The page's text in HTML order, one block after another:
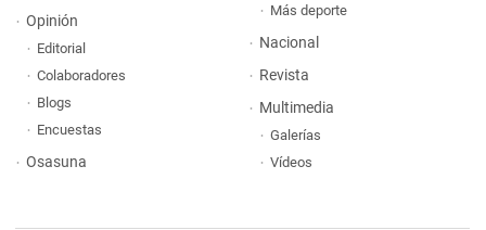
Opinión
Editorial
Colaboradores
Blogs
Encuestas
Osasuna
Más deporte
Nacional
Revista
Multimedia
Galerías
Vídeos